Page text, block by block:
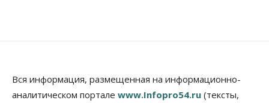
заключили под стражу
07 Августа 2026, 10:15
Вся информация, размещенная на информационно-
аналитическом портале www.Infopro54.ru (тексты,